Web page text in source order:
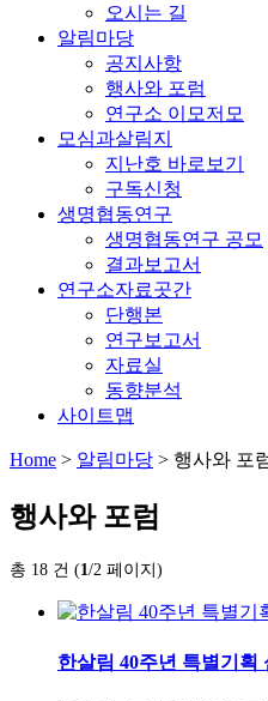
오시는 길
알림마당
공지사항
행사와 포럼
연구소 이모저모
모심과살림지
지난호 바로보기
구독신청
생명협동연구
생명협동연구 공모
결과보고서
연구소자료곳간
단행본
연구보고서
자료실
동향분석
사이트맵
Home > 알림마당 > 행사와 포
행사와 포럼
총 18 건 (1/2 페이지)
한살림 40주년 특별기획